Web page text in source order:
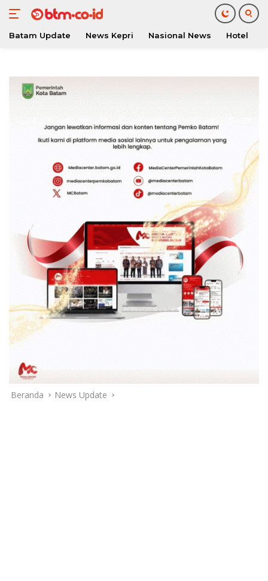
konten
Batam Update News Kepri Nasional News Hotel
Beranda News Update